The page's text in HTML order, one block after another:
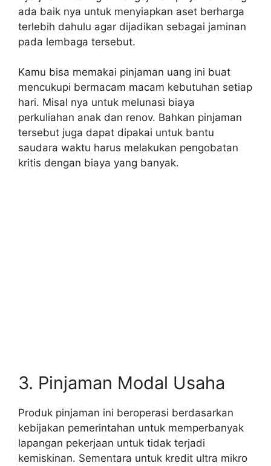
ada baik nya untuk menyiapkan aset berharga
terlebih dahulu agar dijadikan sebagai jaminan
pada lembaga tersebut.
Kamu bisa memakai pinjaman uang ini buat
mencukupi bermacam macam kebutuhan setiap
hari. Misal nya untuk melunasi biaya
perkuliahan anak dan renov. Bahkan pinjaman
tersebut juga dapat dipakai untuk bantu
saudara waktu harus melakukan pengobatan
kritis dengan biaya yang banyak.
3. Pinjaman Modal Usaha
Produk pinjaman ini beroperasi berdasarkan
kebijakan pemerintahan untuk memperbanyak
lapangan pekerjaan untuk tidak terjadi
kemiskinan. Sementara untuk kredit ultra mikro